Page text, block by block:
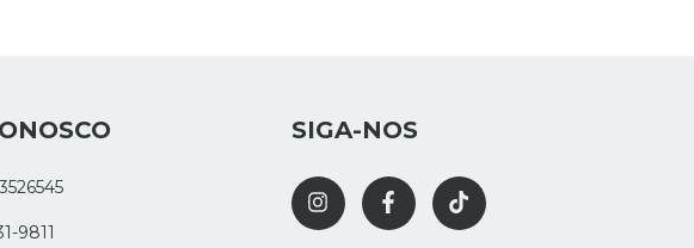
9811
SIGA-NOS